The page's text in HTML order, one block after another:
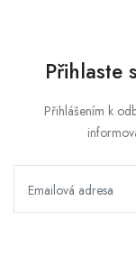
Přihlaste
Přihlášením k